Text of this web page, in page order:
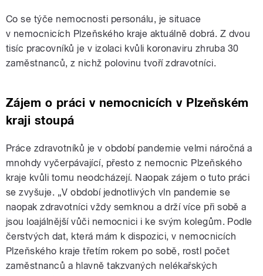
Co se týče nemocnosti personálu, je situace
v nemocnicích Plzeňského kraje aktuálně dobrá. Z dvou
tisíc pracovníků je v izolaci kvůli koronaviru zhruba 30
zaměstnanců, z nichž polovinu tvoří zdravotníci.
Zájem o práci v nemocnicích v Plzeňském
kraji stoupá
Práce zdravotníků je v období pandemie velmi náročná a
mnohdy vyčerpávající, přesto z nemocnic Plzeňského
kraje kvůli tomu neodcházejí. Naopak zájem o tuto práci
se zvyšuje. „V období jednotlivých vln pandemie se
naopak zdravotníci vždy semknou a drží více při sobě a
jsou loajálnější vůči nemocnici i ke svým kolegům. Podle
čerstvých dat, která mám k dispozici, v nemocnicích
Plzeňského kraje třetím rokem po sobě, rostl počet
zaměstnanců a hlavně takzvaných nelékařských